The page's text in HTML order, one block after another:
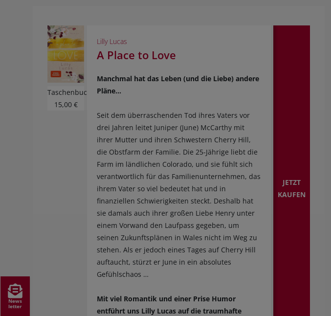
News
letter
Taschenbuch
15,00 €
Lilly Lucas
A Place to Love
Manchmal hat das Leben (und die Liebe) andere
Pläne…
Seit dem überraschenden Tod ihres Vaters vor
drei Jahren leitet Juniper (June) McCarthy mit
ihrer Mutter und ihren Schwestern Cherry Hill,
die Obstfarm der Familie. Die 25-Jährige liebt die
Farm im ländlichen Colorado, und sie fühlt sich
verantwortlich für das Familienunternehmen, das
ihrem Vater so viel bedeutet hat und in
finanziellen Schwierigkeiten steckt. Deshalb hat
sie damals auch ihrer großen Liebe Henry unter
einem Vorwand den Laufpass gegeben, um
seinen Zukunftsplänen in Wales nicht im Weg zu
stehen. Als er jedoch eines Tages auf Cherry Hill
auftaucht, stürzt er June in ein absolutes
Gefühlschaos …
Mit viel Romantik und einer Prise Humor
entführt uns Lilly Lucas auf die traumhafte
JETZT
KAUFEN